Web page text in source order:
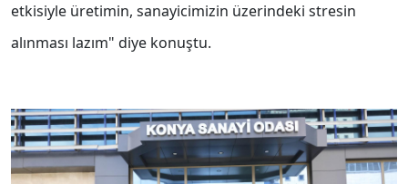
etkisiyle üretimin, sanayicimizin üzerindeki stresin
alınması lazım" diye konuştu.